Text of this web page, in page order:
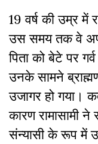
19 वर्ष की उम्र में
उस समय तक वे
पिता को बेटे पर
उनके सामने
उजागर हो गया।
कारण रामासामी
संन्यासी के रूप में